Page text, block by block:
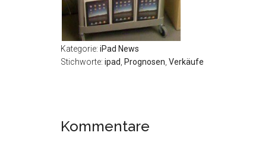
Kategorie: iPad News
Stichworte: ipad Prognosen Verkäufe
Leser-
Kommentare